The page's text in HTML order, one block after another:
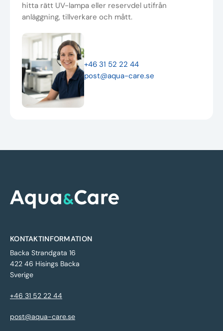
hitta rätt UV-lampa eller reservdel utifrån
anläggning, tillverkare och mått.
+46 31 52 22 44
post@aqua-care.se
KONTAKTINFORMATION
Backa Strandgata 16
422 46 Hisings Backa
Sverige
+46 31 52 22 44
post@aqua-care.se